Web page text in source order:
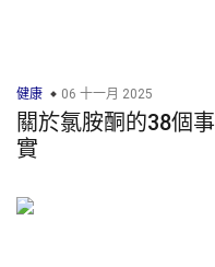
健康 06 十一月 2025
關於氯胺酮的38個事
實